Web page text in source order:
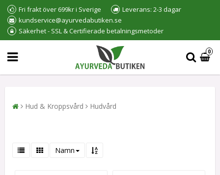
Fri frakt över 699kr i Sverige
Leverans: 2-3 dagar
kundservice@ayurvedabutiken.se
Säkerhet - SSL & Certifierade betalningsmetoder
0
Hud & Kroppsvård Hudvård
Namn